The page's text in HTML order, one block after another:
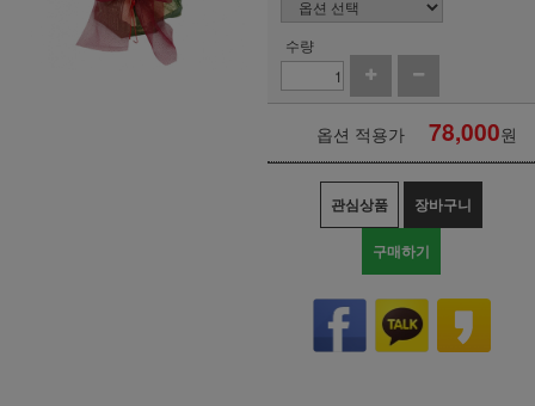
수량
옵션 적용가 78,000원
관심상품 장바구니
구매하기